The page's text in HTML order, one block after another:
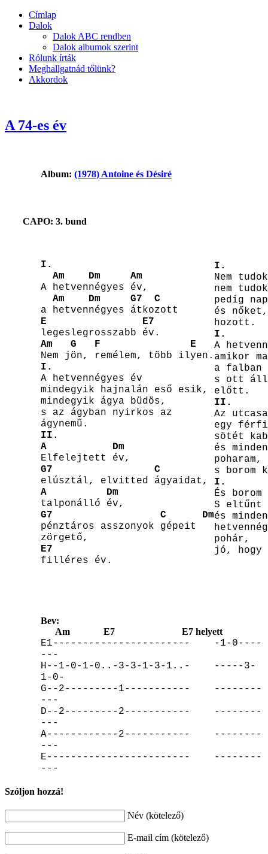
Címlap
Dalok
Dalok ABC rendben
Dalok albumok szerint
Rólunk írták
Meghallgatnád tőlünk?
Akkordok
A 74-es év
Album: (1978) Antoine és Désiré
CAPO: 3. bund
I.
Am
Dm
Am
A hetvennégyes év,
Am
Dm G7
C
a hetvennégyes átkozott
E
E7
legeslegrosszabb év.
Am
G F
E
Nem jön, remélem, több ilyen.
I.
A hetvennégyes év
mindegyik hajnalán eső esik,
mindegyik ágya büdös,
s az ágyban nyirkos az
ágynemű.
II.
A
Dm
Elfelejtett év,
G7
C
elúsztál, elvitted ágyaidat,
A
Dm
talponálló év,
G7
C
Dm
pénztáros asszonyok gépeit
zörgető,
E7
filléres év.
I.
Nem
nem
pedig
és
hozott.
I.
A
amikor
a falban
s ott állt
előtt.
II.
Az
egy férfi
sötét
és
poharam,
s
I.
És
S eltűnt
és
pohár,
jó, hogy
Bev:
Am
E7 E7 helyett
E1-----------------------
-1-0----
---
H--1-0-1-0..-3-3-1-3-1..-
-----3-
1-0-
G--2---------1-----------
--------
---
D--2---------2-----------
--------
---
A------------2-----------
--------
---
E------------------------
--------
---
Szóljon hozzá!
Név (kötelező)
E-mail cím (kötelező)